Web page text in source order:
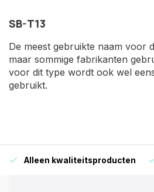
SB-T13
De meest gebruikte naam voor
maar sommige fabrikanten
voor dit type wordt ook wel
gebruikt.
Alleen kwaliteitsproducten